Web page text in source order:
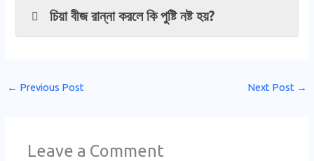
চিয়া বীজ রান্না করলে কি পুষ্টি নষ্ট হয়?
← Previous Post Next Post →
Leave a Comment